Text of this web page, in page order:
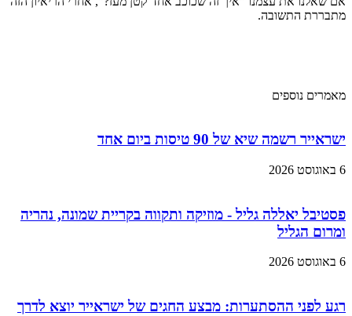
מתבררת התשובה.
מאמרים נוספים
ישראייר רשמה שיא של 90 טיסות ביום אחד
6 באוגוסט 2026
פסטיבל יאללה גליל - מוזיקה ותקווה בקריית שמונה, נהריה
ומרום הגליל
6 באוגוסט 2026
רגע לפני ההסתערות: מבצע החגים של ישראייר יוצא לדרך